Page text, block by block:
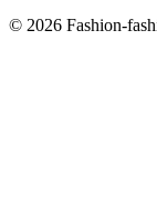
© 2026 Fashion-